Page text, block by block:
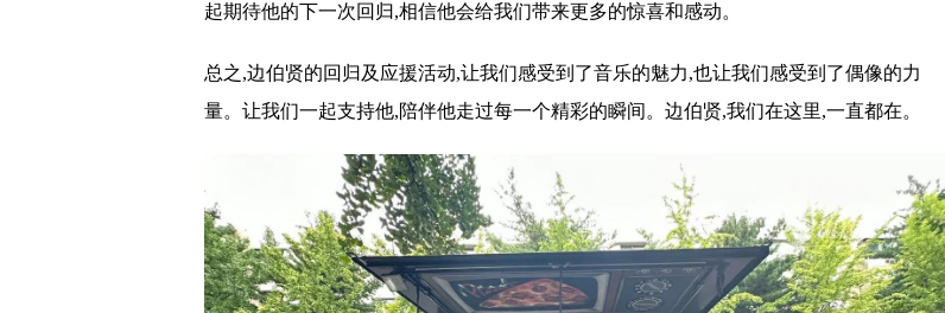
起期待他的下一次回归,相信他会给我们带来更多的惊喜和感动。
总之,边伯贤的回归及应援活动,让我们感受到了音乐的魅力,也让我们感受到了偶像的力
量。让我们一起支持他,陪伴他走过每一个精彩的瞬间。边伯贤,我们在这里,一直都在。